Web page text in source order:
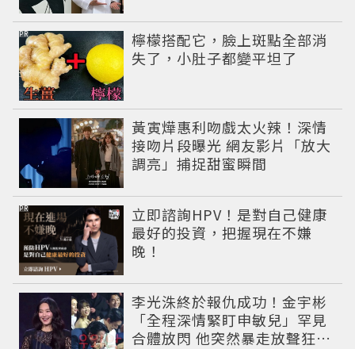
檸檬搭配它，臉上斑點全部消
失了，小肚子都變平坦了
PR
黃寅燁惠利吻戲太火辣！深情
接吻片段曝光 網友影片「放大
調亮」捕捉甜蜜瞬間
立即諮詢HPV！是對自己健康
最好的投資，把握現在不嫌
晚！
PR
李光洙終於報仇成功！金宇彬
「全程深情緊盯申敏兒」罕見
合體放閃 他突然暴走放聲狂吼